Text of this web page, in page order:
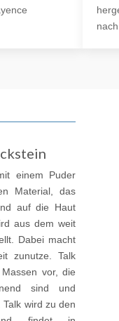
einem Puder
Material, das
auf die Haut
aus dem weit
Dabei macht
zunutze. Talk
vor, die
sind und
wird zu den